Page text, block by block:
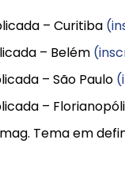
– Curitiba
– Belém
– São Paulo
–
Tema em